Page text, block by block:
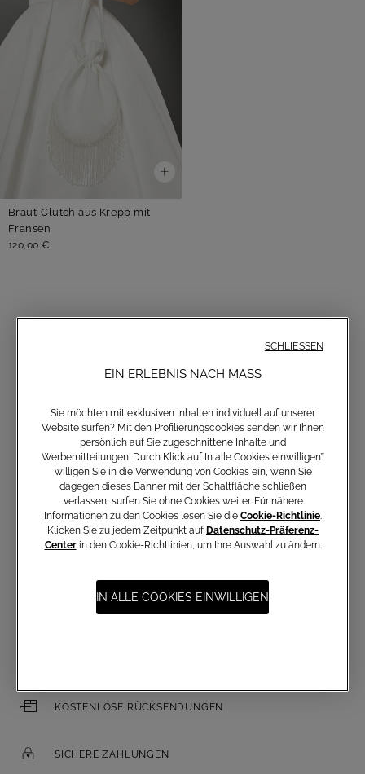
Braut-Clutch aus Krepp mit
Fransen
120,00 €
Anmeldung zum Newsletter
E-Mail-Adresse
KOSTENLOSE RÜCKSENDUNGEN
SICHERE ZAHLUNGEN
EIN ERLEBNIS NACH MASS
Sie möchten mit exklusiven Inhalten individuell auf unserer
Website surfen? Mit den Profilierungscookies senden wir Ihnen
persönlich auf Sie zugeschnittene Inhalte und
Werbemitteilungen. Durch Klick auf In alle Cookies einwilligen‟
willigen Sie in die Verwendung von Cookies ein, wenn Sie
dagegen dieses Banner mit der Schaltfläche schließen
verlassen, surfen Sie ohne Cookies weiter. Für nähere
Informationen zu den Cookies lesen Sie die Cookie-Richtlinie.
Klicken Sie zu jedem Zeitpunkt auf Datenschutz-Präferenz-
Centerin den Cookie-Richtlinien, um Ihre Auswahl zu ändern.
IN ALLE COOKIES EINWILLIGEN
SCHLIESSEN